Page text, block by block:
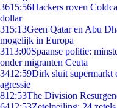
3615:56Hackers roven
dollar
315:13Geen Qatar en Abu
mogelijk in Europa
3113:00Spaanse politie:
onder migranten Ceuta
3412:59Dirk sluit supermarkt
agressie
812:53The Division